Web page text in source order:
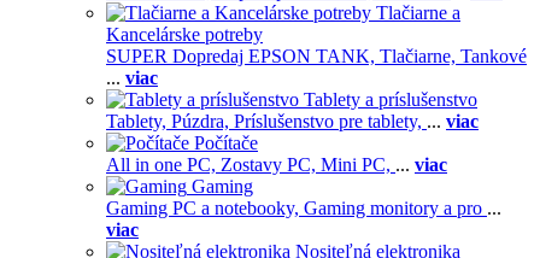
Tlačiarne a
Kancelárske potreby
SUPER Dopredaj EPSON TANK, Tlačiarne, Tankové
... viac
Tablety a príslušenstvo
Tablety, Púzdra, Príslušenstvo pre tablety, ... viac
Počítače
All in one PC, Zostavy PC, Mini PC, ... viac
Gaming
Gaming PC a notebooky, Gaming monitory a pro ...
viac
Nositeľná elektronika